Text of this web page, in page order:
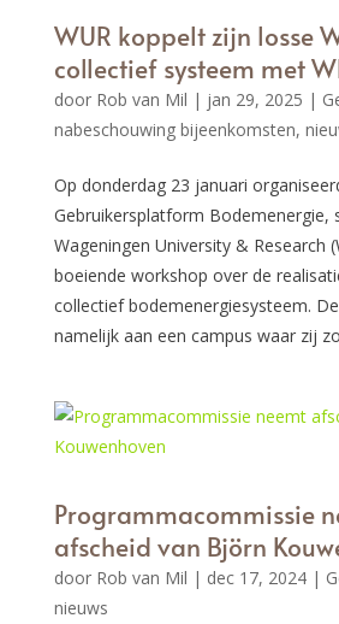
WUR koppelt zijn losse
collectief systeem met
door Rob van Mil | jan 29, 2025 |
nabeschouwing bijeenkomsten,
Op donderdag 23 januari
Gebruikersplatform Bodemenergie,
Wageningen University & Research
boeiende workshop over de
collectief bodemenergiesysteem.
namelijk aan een campus waar zij
Programmacommissie
afscheid van Björn
door Rob van Mil | dec 17, 2024|
nieuws